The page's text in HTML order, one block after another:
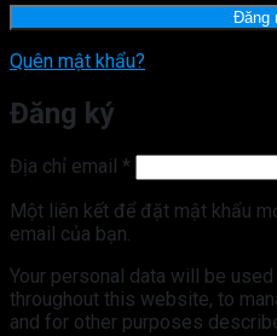
Đăng
Quên mật khẩu?
Đăng ký
Địa chỉ email *
Một liên kết để đặt mật khẩu
email của bạn.
Your personal data will be
throughout this website, to
and for other purposes